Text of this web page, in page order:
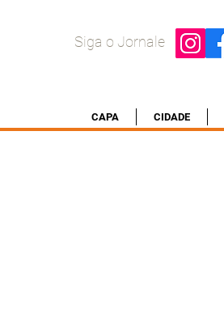
Siga o Jornale
CAPA CIDADE